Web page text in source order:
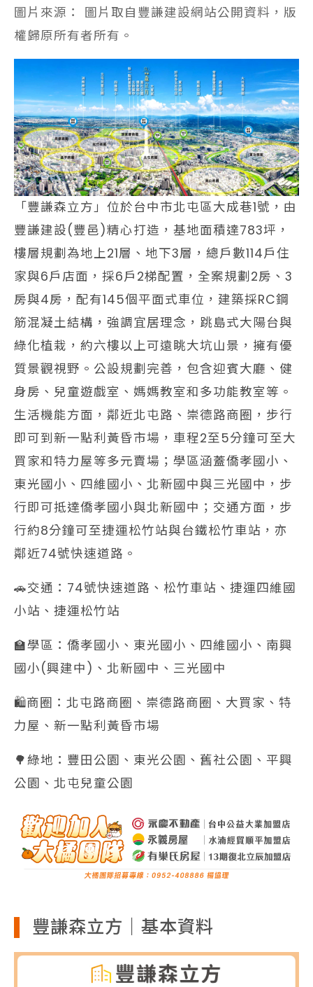
圖片來源： 圖片取自豐謙建設網站公開資料，版
權歸原所有者所有。
「豐謙森立方」位於台中市北屯區大成巷1號，由
豐謙建設(豐邑)精心打造，基地面積達783坪，
樓層規劃為地上21層、地下3層，總戶數114戶住
家與6戶店面，採6戶2梯配置，全案規劃2房、3
房與4房，配有145個平面式車位，建築採RC鋼
筋混凝土結構，強調宜居理念，跳島式大陽台與
綠化植栽，約六樓以上可遠眺大坑山景，擁有優
質景觀視野。公設規劃完善，包含迎賓大廳、健
身房、兒童遊戲室、媽媽教室和多功能教室等。
生活機能方面，鄰近北屯路、崇德路商圈，步行
即可到新一點利黃昏市場，車程2至5分鐘可至大
買家和特力屋等多元賣場；學區涵蓋僑孝國小、
東光國小、四維國小、北新國中與三光國中，步
行即可抵達僑孝國小與北新國中；交通方面，步
行約8分鐘可至捷運松竹站與台鐵松竹車站，亦
鄰近74號快速道路。
🚗交通：74號快速道路、松竹車站、捷運四維國
小站、捷運松竹站
🏫學區：僑孝國小、東光國小、四維國小、南興
國小(興建中)、北新國中、三光國中
🛍️商圈：北屯路商圈、崇德路商圈、大買家、特
力屋、新一點利黃昏市場
🌳綠地：豐田公園、東光公園、舊社公園、平興
公園、北屯兒童公園
豐謙森立方｜基本資料